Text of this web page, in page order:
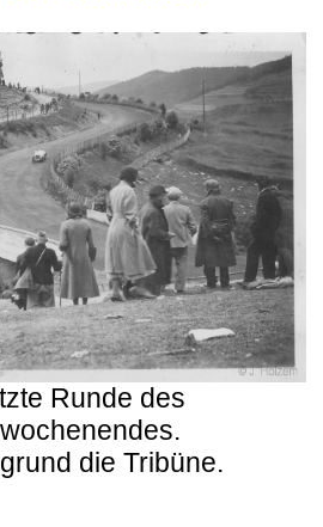
Runde des
die Tribüne.